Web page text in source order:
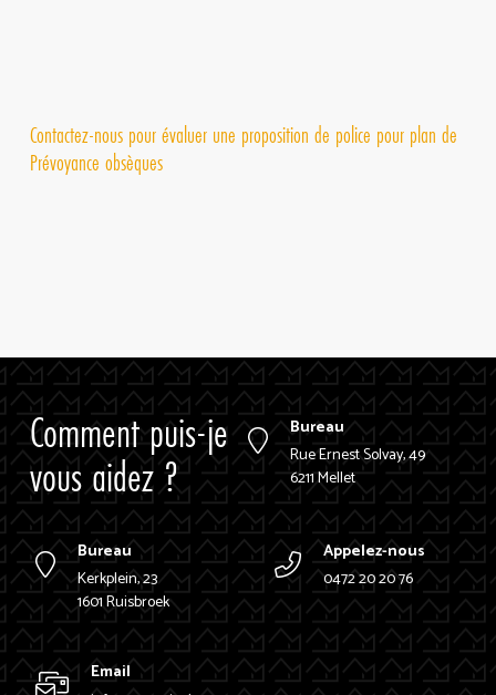
Contactez-nous pour évaluer une proposition de police pour plan de
Prévoyance obsèques
Comment puis-je
vous aidez ?
Bureau
Rue Ernest Solvay, 49
6211 Mellet
Bureau
Kerkplein, 23
1601 Ruisbroek
Appelez-nous
0472 20 20 76
Email